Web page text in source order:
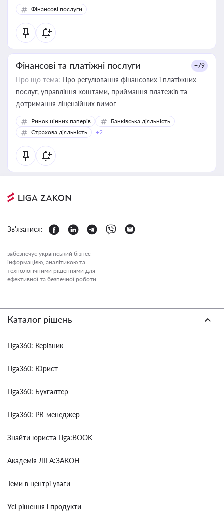
Фінансові послуги
Фінансові та платіжні послуги +79
Про що тема: Про регулювання фінансових і платіжних
послуг, управління коштами, приймання платежів та
дотримання ліцензійних вимог
Ринок цінних паперів
Банківська діяльність
Страхова діяльність
+2
Зв'язатися:
забезпечує український бізнес
інформацією, аналітикою та
технологічними рішеннями для
ефективної та безпечної роботи.
Каталог рішень
Liga360: Керівник
Liga360: Юрист
Liga360: Бухгалтер
Liga360: PR-менеджер
Знайти юриста Liga:BOOK
Академія ЛІГА:ЗАКОН
Теми в центрі уваги
Усі рішення і продукти